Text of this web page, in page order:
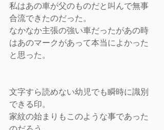
私はあの車が父のものだと叫んで無事
合流できたのだった。
なかなか主張の強い車だったがあの時
はあのマークがあって本当によかった
と思った。
文字すら読めない幼児でも瞬時に識別
できる印。
家紋の始まりもこのような事であった